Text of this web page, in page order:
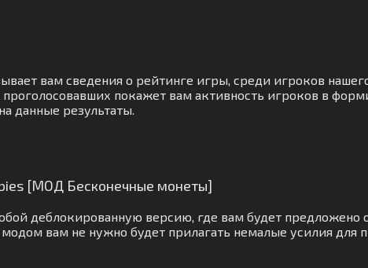
вам сведения о рейтинге игры, среди игроков
покажет вам активность игроков в
данные результаты.
[МОД Бесконечные монеты]
деблокированную версию, где вам будет предложено
вам не нужно будет прилагать немалые усилия